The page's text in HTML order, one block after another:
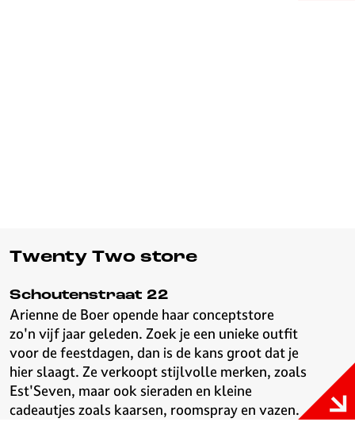
Twenty Two store
Schoutenstraat 22
Arienne de Boer opende haar conceptstore
zo'n vijf jaar geleden. Zoek je een unieke outfit
voor de feestdagen, dan is de kans groot dat je
hier slaagt. Ze verkoopt stijlvolle merken, zoals
Est'Seven, maar ook sieraden en kleine
cadeautjes zoals kaarsen, roomspray en vazen.